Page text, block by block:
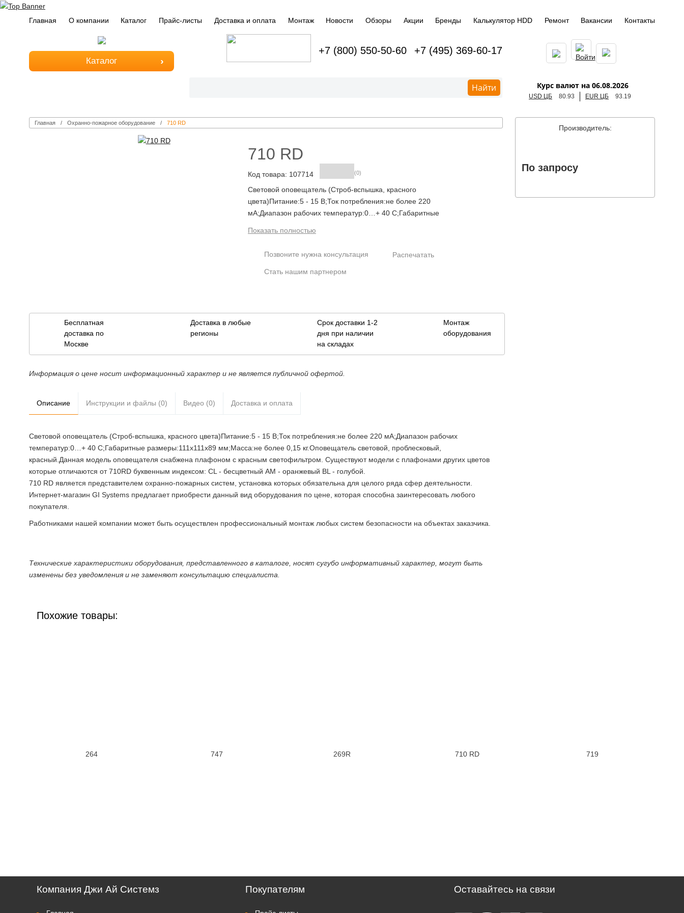
Главная О компании Каталог Прайс-листы Доставка и оплата Монтаж Новости Обзоры Акции Бренды Калькулятор HDD Ремонт Вакансии Контакты
Каталог
+7 (800) 550-50-60 +7 (495) 369-60-17
Найти Курс валют на 06.08.2026
USD ЦБ 80.93 EUR ЦБ 93.19
Главная Охранно-пожарное оборудование 710 RD
710 RD
Код товара: 107714 (0)
Световой оповещатель (Строб-вспышка, красного
цвета)Питание:5 - 15 B;Ток потребления:не более 220
мА;Диапазон рабочих температур:0…+ 40 C;Габаритные
световой, проблесковый, красный.Данная модель оповещателя
модели с плафонами других цветов которые отличаются от
710RD буквенным индексом: CL - бесцветный AM - оранжевый
Показать полностью
Позвоните нужна консультация Распечатать
Стать нашим партнером
Бесплатная
доставка по
Москве
Доставка в любые
регионы
Срок доставки 1-2
дня при наличии
на складах
Монтаж
оборудования
Информация о цене носит информационный характер и не является публичной офертой.
Производитель:
По запросу
Описание Инструкции и файлы (0) Видео (0) Доставка и оплата
Световой оповещатель (Строб-вспышка, красного цвета)Питание:5 - 15 B;Ток потребления:не более 220 мА;Диапазон рабочих
температур:0…+ 40 C;Габаритные размеры:111х111х89 мм;Масса:не более 0,15 кг.Оповещатель световой, проблесковый,
красный.Данная модель оповещателя снабжена плафоном с красным светофильтром. Существуют модели с плафонами других цветов
которые отличаются от 710RD буквенным индексом: CL - бесцветный AM - оранжевый BL - голубой.
710 RD является представителем охранно-пожарных систем, установка которых обязательна для целого ряда сфер деятельности.
Интернет-магазин GI Systems предлагает приобрести данный вид оборудования по цене, которая способна заинтересовать любого
покупателя.
Работниками нашей компании может быть осуществлен профессиональный монтаж любых систем безопасности на объектах заказчика.
Технические характеристики оборудования, представленного в каталоге, носят сугубо информативный характер, могут быть
изменены без уведомления и не заменяют консультацию специалиста.
Похожие товары:
264 747 269R 710 RD 719
Компания Джи Ай Системз Покупателям Оставайтесь на связи